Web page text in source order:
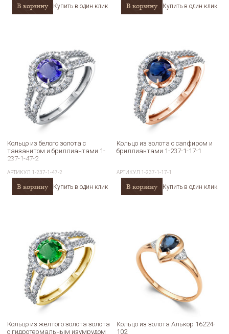
В корзину Купить в один клик В корзину Купить в один клик
Кольцо из белого золота с
танзанитом и бриллиантами 1-
237-1-47-2
АРТИКУЛ 1-237-1-47-2
В корзину Купить в один клик
Кольцо из золота с сапфиром и
бриллиантами 1-237-1-17-1
АРТИКУЛ 1-237-1-17-1
В корзину Купить в один клик
Кольцо из желтого золота золота
с гидротермальным изумрудом
Кольцо из золота Алькор 16224-
102